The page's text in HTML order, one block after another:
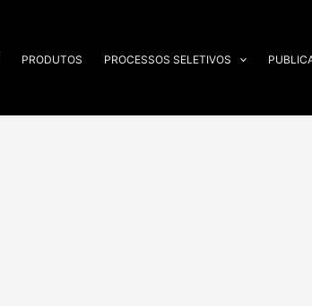
PRODUTOS PROCESSOS SELETIVOS